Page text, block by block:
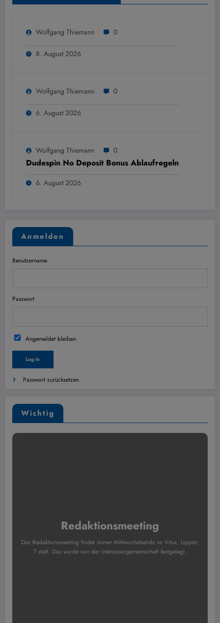
Wolfgang Thiemann 0
8. August 2026
Wolfgang Thiemann 0
6. August 2026
Wolfgang Thiemann 0
Dudespin No Deposit Bonus Ablaufregeln
6. August 2026
Anmelden
Benutzername
Passwort
Angemeldet bleiben
Passwort zurücksetzen
Wichtig
Redaktionsmeeting
Das Redaktionsmeeting findet immer Mittwochabends im Vitus, Lippstr.
7 statt. Das wurde von der Interessengemeinschaft festgelegt.